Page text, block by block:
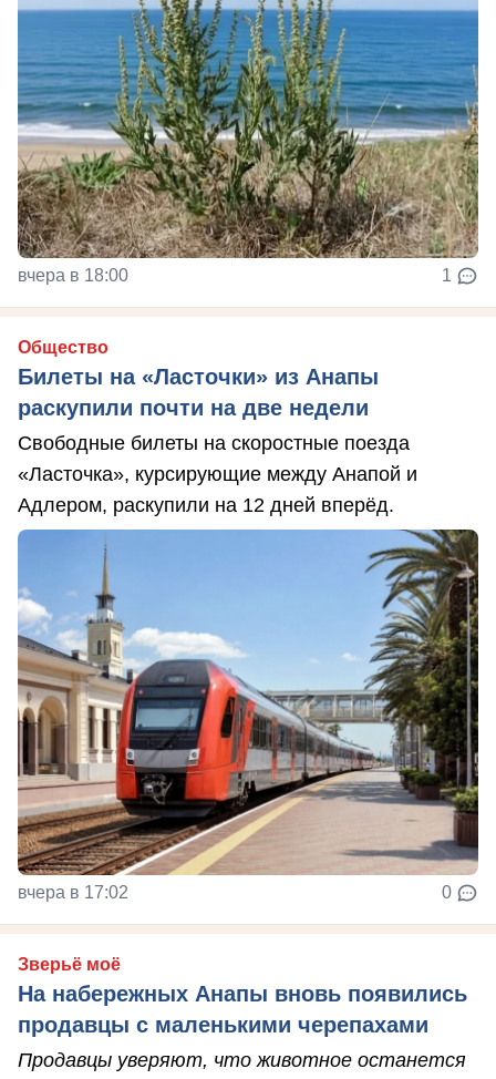
вчера в 18:00 1
Общество
Билеты на «Ласточки» из Анапы
раскупили почти на две недели
Свободные билеты на скоростные поезда
«Ласточка», курсирующие между Анапой и
Адлером, раскупили на 12 дней вперёд.
вчера в 17:02 0
Зверьё моё
На набережных Анапы вновь появились
продавцы с маленькими черепахами
Продавцы уверяют, что животное останется